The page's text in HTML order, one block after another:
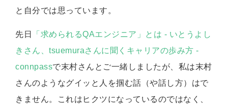
と自分では思っています。
先日
「求められるQAエンジニア」とは ‐ いとうよし
きさん、tsuemuraさんに聞くキャリアの歩み方 -
connpassで末村さんとご一緒しましたが、私は末村
さんのようなグイッと人を掴む話（や話し方）はで
きません。これはヒクツになっているのではなく、